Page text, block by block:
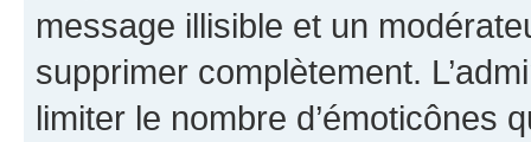
message illisible et un
supprimer complètement.
limiter le nombre d’émoticônes